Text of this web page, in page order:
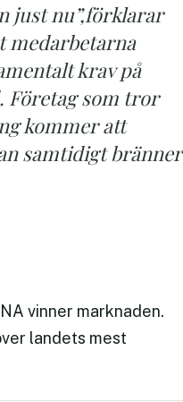
just nu”,förklarar
medarbetarna
krav på
Företag som tror
kommer att
samtidigt bränner
vinner marknaden.
landets mest